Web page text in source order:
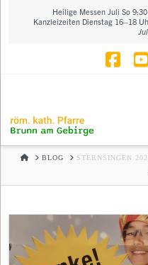
Heilige Messen Juli So
Kanzleizeiten Dienstag 16–18
HOMEBLOG STERNSINGEN